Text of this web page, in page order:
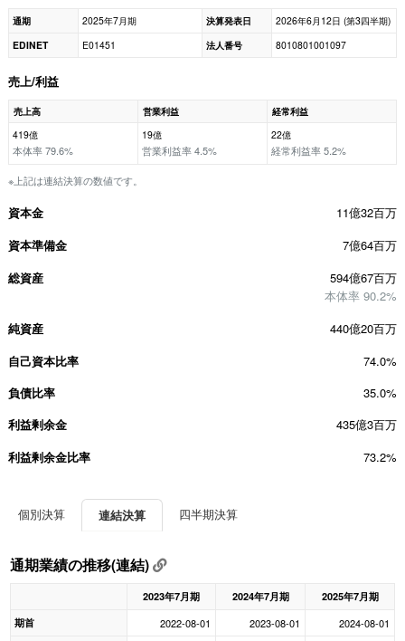
通期 2025年7月期 決算発表日
2026年6月12日 (第3四半期)
EDINET
E01451 法人番号 8010801001097
売上/利益
売上高 営業利益
経常利益
419億
本体率 79.6%
19億
営業利益率 4.5%
22億
経常利益率 5.2%
※上記は連結決算の数値です。
資本金
11億32百万
資本準備金
7億64百万
総資産
594億67百万
本体率 90.2%
純資産
440億20百万
自己資本比率
74.0%
負債比率
35.0%
利益剰余金
435億3百万
利益剰余金比率
73.2%
個別決算 連結決算 四半期決算
通期業績の推移(連結)
2023年7月期 2024年7月期
2025年7月期
期首
2022-08-01 2023-08-01 2024-08-01